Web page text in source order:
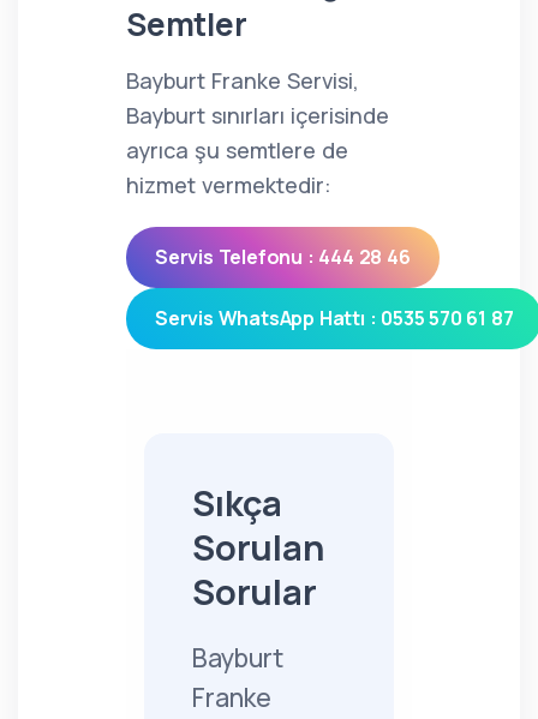
Semtler
Bayburt Franke Servisi,
Bayburt sınırları içerisinde
ayrıca şu semtlere de
hizmet vermektedir:
Servis Telefonu : 444 28 46
Servis WhatsApp Hattı : 0535 570 61 87
Sıkça
Sorulan
Sorular
Bayburt
Franke